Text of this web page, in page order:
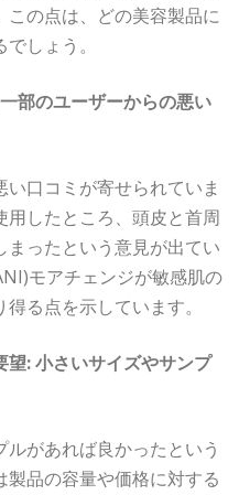
この点は、どの美容製品に
しょう。
部のユーザーからの悪い
口コミが寄せられていま
したところ、頭皮と首周
まったという意見が出てい
モアチェンジが敏感肌の
る点を示しています。
: 小さいサイズやサンプ
があれば良かったという
品の容量や価格に対する